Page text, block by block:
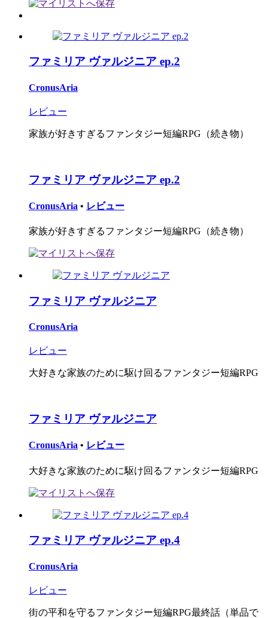
ファミリア ヴァルジニア ep.2
CronusAria
レビュー
家族が好きすぎるファンタジー短編RPG（続き物）
ファミリア ヴァルジニア ep.2
CronusAria • レビュー
家族が好きすぎるファンタジー短編RPG（続き物）
ファミリア ヴァルジニア
CronusAria
レビュー
大好きな家族のために駆け回るファンタジー短編RPG
ファミリア ヴァルジニア
CronusAria • レビュー
大好きな家族のために駆け回るファンタジー短編RPG
ファミリア ヴァルジニア ep.4
CronusAria
レビュー
街の平和を守るファンタジー短編RPG最終話（単品で